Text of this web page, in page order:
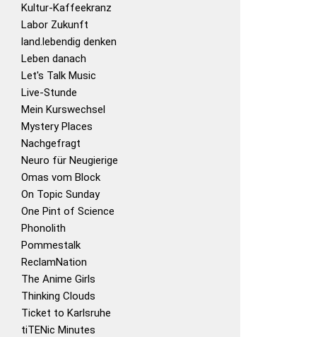
Kultur-Kaffeekranz
Labor Zukunft
land.lebendig denken
Leben danach
Let's Talk Music
Live-Stunde
Mein Kurswechsel
Mystery Places
Nachgefragt
Neuro für Neugierige
Omas vom Block
On Topic Sunday
One Pint of Science
Phonolith
Pommestalk
ReclamNation
The Anime Girls
Thinking Clouds
Ticket to Karlsruhe
tiTENic Minutes